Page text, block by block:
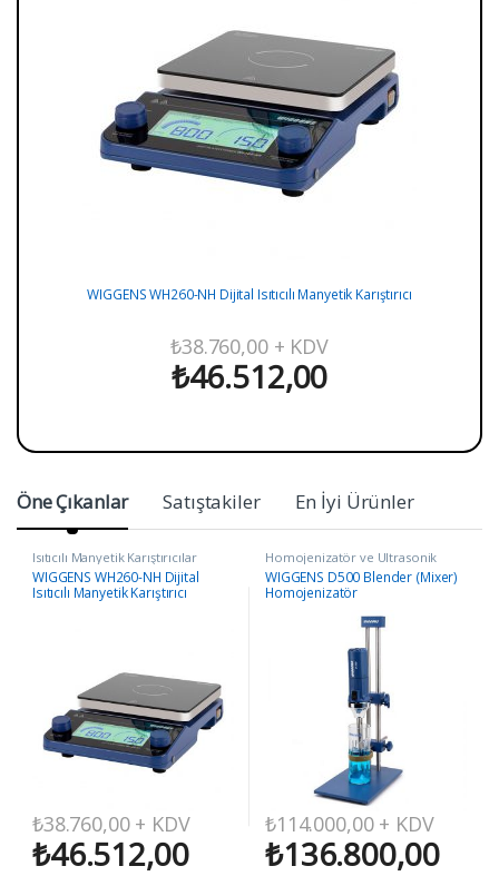
WIGGENS WH260-NH Dijital Isıtıcılı Manyetik Karıştırıcı
₺38.760,00+ KDV
₺46.512,00
Öne Çıkanlar Satıştakiler En İyi Ürünler
Isıtıcılı Manyetik Karıştırıcılar
WIGGENS WH260-NH Dijital
Isıtıcılı Manyetik Karıştırıcı
₺38.760,00+ KDV
₺46.512,00
Homojenizatör ve Ultrasonik
Homojenizatörler
WIGGENS D500 Blender (Mixer)
Homojenizatör
₺114.000,00+ KDV
₺136.800,00